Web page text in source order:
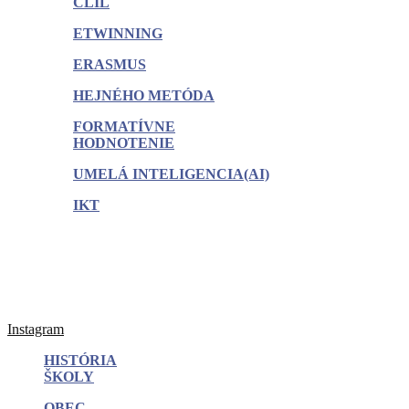
ETWINNING
ERASMUS
HEJNÉHO METÓDA
FORMATÍVNE
HODNOTENIE
UMELÁ INTELIGENCIA(AI)
IKT
Instagram
HISTÓRIA
ŠKOLY